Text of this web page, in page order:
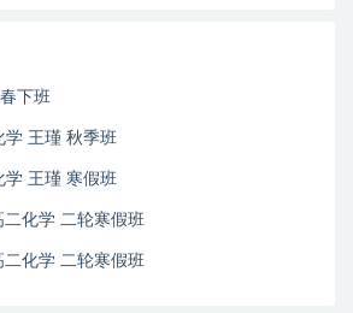
下班
学 王瑾 秋季班
学 王瑾 寒假班
化学 二轮寒假班
化学 二轮寒假班